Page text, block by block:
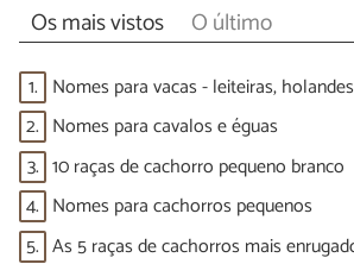
Os mais vistos O último
1. Nomes para vacas - leiteiras,
2. Nomes para cavalos e éguas
3. 10 raças de cachorro pequeno branco
4. Nomes para cachorros pequenos
5. As 5 raças de cachorros mais